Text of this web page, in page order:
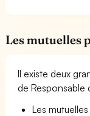
Les mutuelles
Il existe deux
de Responsable
Les